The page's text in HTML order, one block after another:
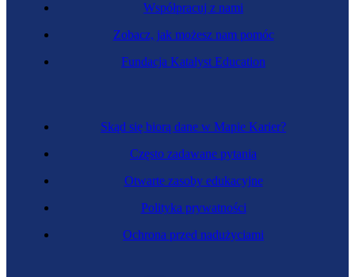
Skąd się biorą dane w Mapie Karier?
Często zadawane pytania
Otwarte zasoby edukacyjne
Polityka prywatności
Ochrona przed nadużyciami
Współpracuj z nami
Zobacz, jak możesz nam pomóc
Fundacja Katalyst Education